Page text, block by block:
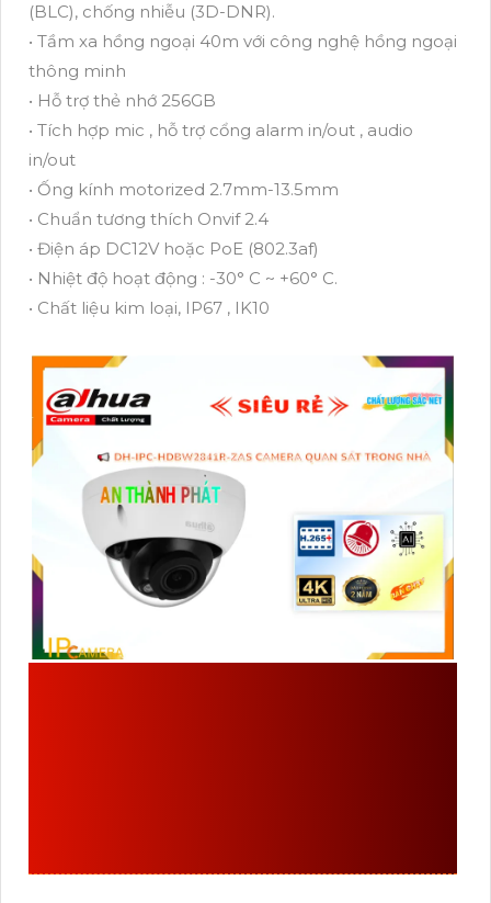
(BLC), chống nhiễu (3D-DNR).
• Tầm xa hồng ngoại 40m với công nghệ hồng ngoại
thông minh
• Hỗ trợ thẻ nhớ 256GB
• Tích hợp mic , hỗ trợ cổng alarm in/out , audio
in/out
• Ống kính motorized 2.7mm-13.5mm
• Chuẩn tương thích Onvif 2.4
• Điện áp DC12V hoặc PoE (802.3af)
• Nhiệt độ hoạt động : -30° C ~ +60° C.
• Chất liệu kim loại, IP67 , IK10